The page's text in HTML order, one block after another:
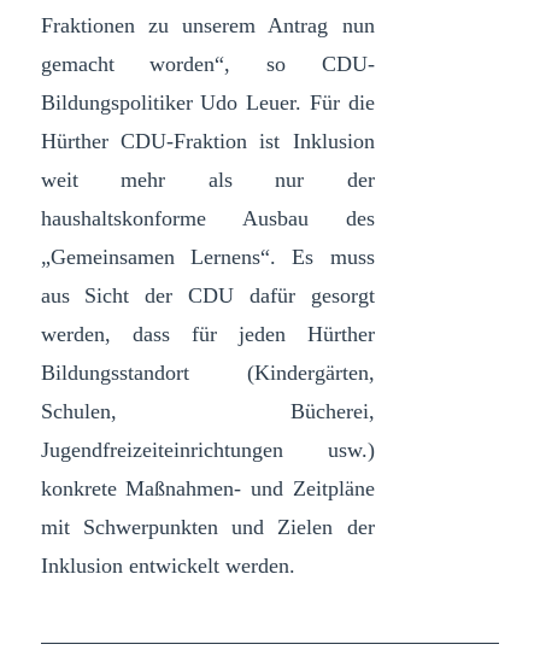
Fraktionen zu unserem Antrag nun
gemacht worden“, so CDU-
Bildungspolitiker Udo Leuer. Für die
Hürther CDU-Fraktion ist Inklusion
weit mehr als nur der
haushaltskonforme Ausbau des
„Gemeinsamen Lernens“. Es muss
aus Sicht der CDU dafür gesorgt
werden, dass für jeden Hürther
Bildungsstandort (Kindergärten,
Schulen, Bücherei,
Jugendfreizeiteinrichtungen usw.)
konkrete Maßnahmen- und Zeitpläne
mit Schwerpunkten und Zielen der
Inklusion entwickelt werden.